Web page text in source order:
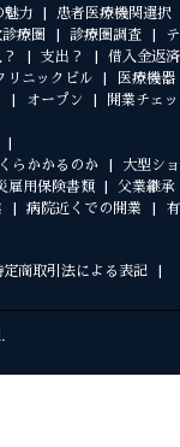
魅力 患者医療機関選択
療圏 診療圏調査
支出？ 借入金返済
リニックビル 医療機器
オープン
開業チェ
らかかるのか
大型シ
雇用保険書類 父業継承
病院近くでの開業
定商取引法による表記